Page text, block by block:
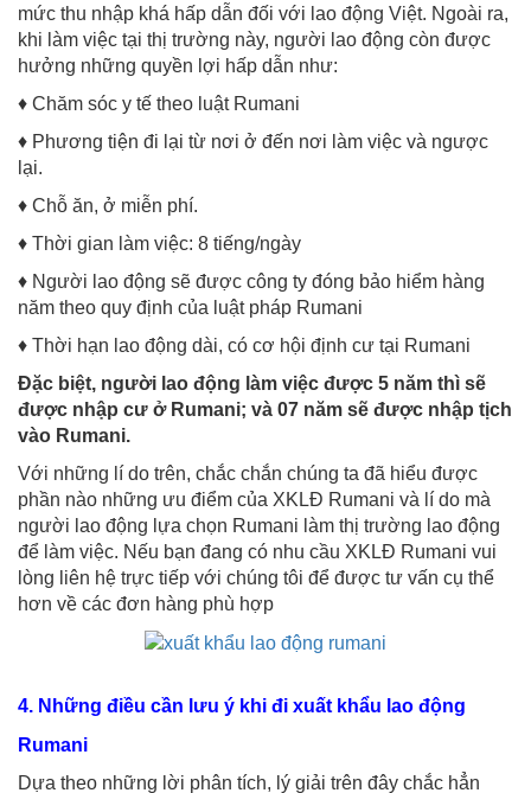
mức thu nhập khá hấp dẫn đối với lao động Việt. Ngoài ra,
khi làm việc tại thị trường này, người lao động còn được
hưởng những quyền lợi hấp dẫn như:
♦ Chăm sóc y tế theo luật Rumani
♦ Phương tiện đi lại từ nơi ở đến nơi làm việc và ngược
lại.
♦ Chỗ ăn, ở miễn phí.
♦ Thời gian làm việc: 8 tiếng/ngày
♦ Người lao động sẽ được công ty đóng bảo hiểm hàng
năm theo quy định của luật pháp Rumani
♦ Thời hạn lao động dài, có cơ hội định cư tại Rumani
Đặc biệt, người lao động làm việc được 5 năm thì sẽ
được nhập cư ở Rumani; và 07 năm sẽ được nhập tịch
vào Rumani.
Với những lí do trên, chắc chắn chúng ta đã hiểu được
phần nào những ưu điểm của XKLĐ Rumani và lí do mà
người lao động lựa chọn Rumani làm thị trường lao động
để làm việc. Nếu bạn đang có nhu cầu XKLĐ Rumani vui
lòng liên hệ trực tiếp với chúng tôi để được tư vấn cụ thể
hơn về các đơn hàng phù hợp
4. Những điều cần lưu ý khi đi xuất khẩu lao động
Rumani
Dựa theo những lời phân tích, lý giải trên đây chắc hẳn